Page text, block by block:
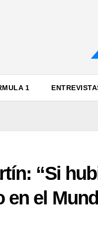
1
“Si
en el